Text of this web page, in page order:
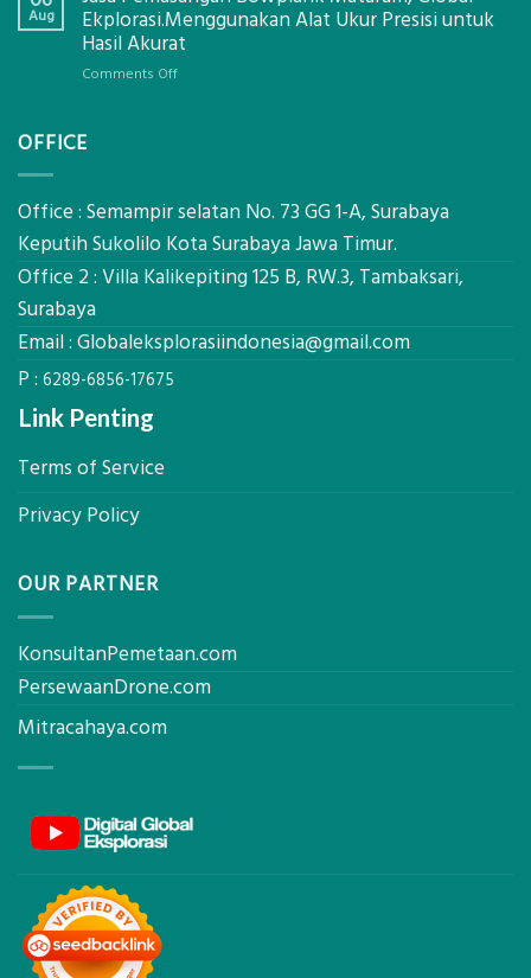
Pastikan
Pondasi
Kokoh
Berbasis
Limbah
Aug
Ekplorasi.Menggunakan Alat Ukur Presisi untuk
Hasil Akurat
Comments Offon
Ekplorasi.Menggunakan
Ukur
Presisi
Akurat
OFFICE
Office : Semampir selatan No. 73 GG 1-A, Surabaya
Keputih Sukolilo Kota Surabaya Jawa Timur.
Office 2 : Villa Kalikepiting 125 B, RW.3, Tambaksari,
Surabaya
Email : Globaleksplorasiindonesia@gmail.com
P : 6289-6856-17675
Link Penting
Terms of Service
Privacy Policy
OUR PARTNER
KonsultanPemetaan.com
PersewaanDrone.com
Mitracahaya.com